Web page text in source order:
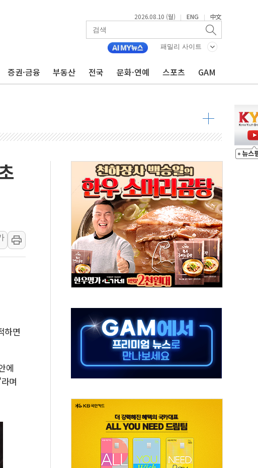
2026.08.10 (월) | ENG | 中文
패밀리 사이트
증권·금융 부동산 전국 문화·연예 스포츠 GAM
2026 개최, A주∙홍콩∙뉴욕 기술주 상장사 실적 발표 등
[중국증시 주간 포인트] ①美 연준 금리 시그널, 유니트리 신규 청약, 메이드 바이 구글, 딥시크 가격인상, 재사용 로켓 발사, CMXT MSCI 지수 편입 등
하면
에
며